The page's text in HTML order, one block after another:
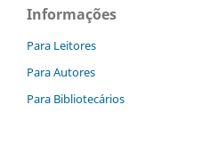
Informações
Para Leitores
Para Autores
Para Bibliotecários